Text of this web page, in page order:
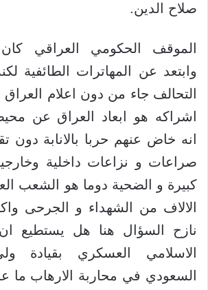
صلاح الدين.
الموقف الحكومي العراقي
وابتعد عن المهاترات الطائفية
التحالف جاء من دون اعلام
اشراكه هو ابعاد العراق عن
انه خاض عنهم حربا بالانابة دون
صراعات و نزاعات داخلية
كبيرة و الضحية دوما هو الشعب
نازح السؤال هنا هل يستطيع
الاسلامي العسكري بقيادة
السعودي في محاربة الارهاب ما